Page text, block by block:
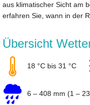
aus klimatischer Sicht am
erfahren Sie, wann in der
Übersicht
18 °C bis 31 °C
6 – 408 mm (1 –